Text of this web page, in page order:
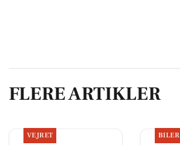
FLERE ARTIKLER
VEJRET BILER